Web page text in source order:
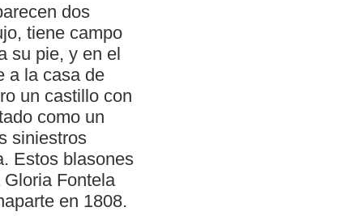
dos
tiene campo
su pie, y en el
a la casa de
un castillo con
como un
siniestros
Estos blasones
Fontela
en 1808.